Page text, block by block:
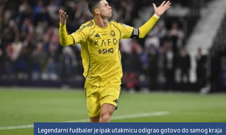
Legendarni fudbaler je ipak utakmicu odigrao gotovo do samog kraja